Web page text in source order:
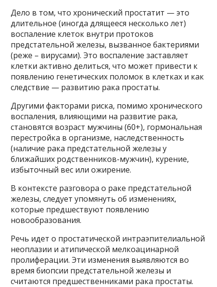
Дело в том, что хронический простатит — это
длительное (иногда длящееся несколько лет)
воспаление клеток внутри протоков
предстательной железы, вызванное бактериями
(реже – вирусами). Это воспаление заставляет
клетки активно делиться, что может привести к
появлению генетических поломок в клетках и как
следствие — развитию рака простаты.
Другими факторами риска, помимо хронического
воспаления, влияющими на развитие рака,
становятся возраст мужчины (60+), гормональная
перестройка в организме, наследственность
(наличие рака предстательной железы у
ближайших родственников-мужчин), курение,
избыточный вес или ожирение.
В контексте разговора о раке предстательной
железы, следует упомянуть об изменениях,
которые предшествуют появлению
новообразования.
Речь идет о простатической интраэпителиальной
неоплазии и атипической мелкоацинарной
пролиферации. Эти изменения выявляются во
время биопсии предстательной железы и
считаются предшественниками рака простаты.